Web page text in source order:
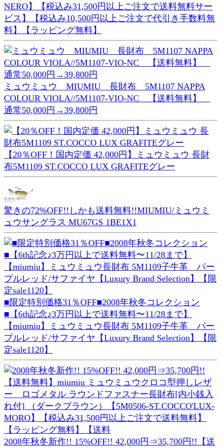
NERO】【税込み31,500円以上ご注文で送料無料サー
ビス】【税込み10,500円以上ご注文で代引き手数料無
料】【ラッピング無料】
ミュウミュウ MIUMIU 長財布 5M1107 NAPPA
COLOUR VIOLA//5M1107-VIO-NC 【送料無料】
通常50,000円→39,800円
【20％OFF！国内定価 42,000円】ミュウミュウ 長財
布5M1109 ST.COCCO LUX GRAFITEグレー
驚きの72%OFF!!しかも送料無料!!MIUMIU/ミュウミ
ュウサングラス MU67GS 1BE1X1
■限定特別価格31％OFF■2008年秋冬コレクション
■【6th記念♪3万円以上で送料無料〜11/28まで】
【miumiu】ミュウミュウ長財布 5M1109子牛革 パー
プルレッド/サファイヤ【Luxury Brand Selection】【限
定sale1120】
2008年秋冬新作!! 15%OFF!! 42,000円⇒35,700円!!【送